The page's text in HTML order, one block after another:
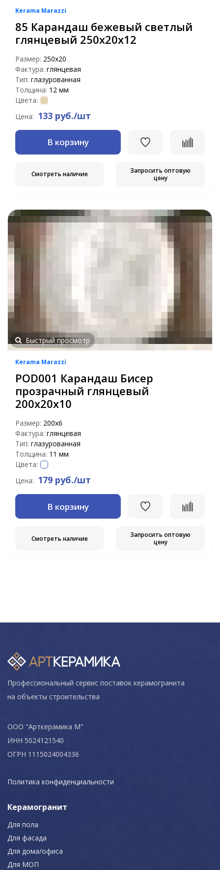
Kerama Marazzi
85 Карандаш бежевый светлый
глянцевый 250х20х12
Размер: 250х20
Фактура: глянцевая
Тип: глазурованная
Толщина: 12 мм
Цвета:
Цена: 133 руб./шт
В корзину
Смотреть наличие
Запросить оптовую
цену
Быстрый просмотр
Kerama Marazzi
POD001 Карандаш Бисер
прозрачный глянцевый
200х20х10
Размер: 200х6
Фактура: глянцевая
Тип: глазурованная
Толщина: 11 мм
Цвета:
Цена: 179 руб./шт
В корзину
Смотреть наличие
Запросить оптовую
цену
Профессиональный сервис поставок керамогранита
на объекты строительства
ООО "Арткерамика М"
ИНН 5024121540
ОГРН 1115024004336
Политика конфиденциальности
Керамогранит
Для пола
Для фасада
Для дома/офиса
Для МОП